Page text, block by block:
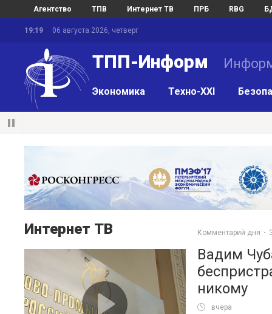
Агентство ТПВ Интернет ТВ ПРБ RBG
19:19 06 августа 2026, четверг
ТПП-Информ
Экономика Техно-XXI
Интернет ТВ Комментарий дня
Вадим
никому
вчера